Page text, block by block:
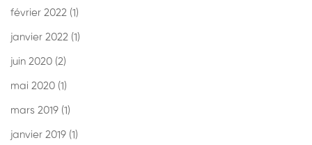
février 2022 (1)
janvier 2022 (1)
juin 2020 (2)
mai 2020 (1)
mars 2019 (1)
janvier 2019 (1)